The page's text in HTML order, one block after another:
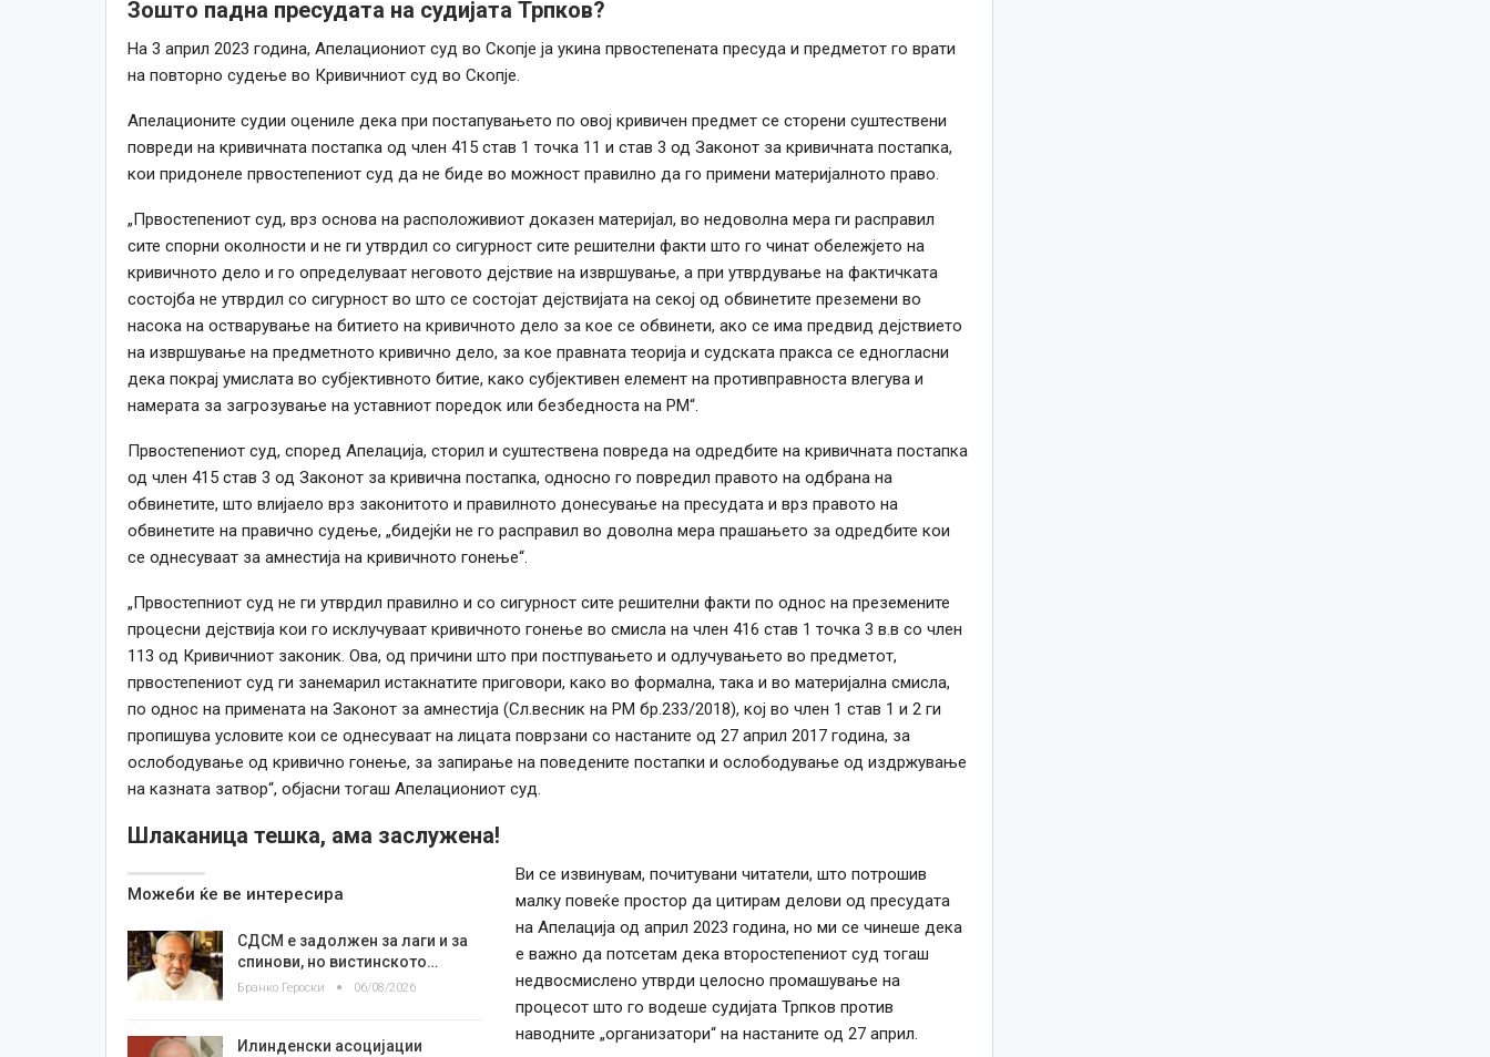
Зошто падна пресудата на судијата Трпков?
На 3 април 2023 година, Апелациониот суд во Скопје ја укина првостепената пресуда и предметот го врати
на повторно судење во Кривичниот суд во Скопје.
Апелационите судии оцениле дека при постапувањето по овој кривичен предмет се сторени суштествени
повреди на кривичната постапка од член 415 став 1 точка 11 и став 3 од Законот за кривичната постапка,
кои придонеле првостепениот суд да не биде во можност правилно да го примени материјалното право.
„Првостепениот суд, врз основа на расположивиот доказен материјал, во недоволна мера ги расправил
сите спорни околности и не ги утврдил со сигурност сите решителни факти што го чинат обележјето на
кривичното дело и го определуваат неговото дејствие на извршување, а при утврдување на фактичката
состојба не утврдил со сигурност во што се состојат дејствијата на секој од обвинетите преземени во
насока на остварување на битието на кривичното дело за кое се обвинети, ако се има предвид дејствието
на извршување на предметното кривично дело, за кое правната теорија и судската пракса се едногласни
дека покрај умислата во субјективното битие, како субјективен елемент на противправноста влегува и
намерата за загрозување на уставниот поредок или безбедноста на РМ“.
Првостепениот суд, според Апелација, сторил и суштествена повреда на одредбите на кривичната постапка
од член 415 став 3 од Законот за кривична постапка, односно го повредил правото на одбрана на
обвинетите, што влијаело врз законитото и правилното донесување на пресудата и врз правото на
обвинетите на правично судење, „бидејќи не го расправил во доволна мера прашањето за одредбите кои
се однесуваат за амнестија на кривичното гонење“.
„Првостепниот суд не ги утврдил правилно и со сигурност сите решителни факти по однос на преземените
процесни дејствија кои го исклучуваат кривичното гонење во смисла на член 416 став 1 точка 3 в.в со член
113 од Кривичниот законик. Ова, од причини што при постпувањето и одлучувањето во предметот,
првостепениот суд ги занемарил истакнатите приговори, како во формална, така и во материјална смисла,
по однос на примената на Законот за амнестија (Сл.весник на РМ бр.233/2018), кој во член 1 став 1 и 2 ги
пропишува условите кои се однесуваат на лицата поврзани со настаните од 27 април 2017 година, за
ослободување од кривично гонење, за запирање на поведените постапки и ослободување од издржување
на казната затвор“, објасни тогаш Апелациониот суд.
Шлаканица тешка, ама заслужена!
Можеби ќе ве интересира
СДСМ е задолжен за лаги и за
спинови, но вистинското…
Бранко Героски 06/08/2026
Илинденски асоцијации
Ви се извинувам, почитувани читатели, што потрошив
малку повеќе простор да цитирам делови од пресудата
на Апелација од април 2023 година, но ми се чинеше дека
е важно да потсетам дека второстепениот суд тогаш
недвосмислено утврди целосно промашување на
процесот што го водеше судијата Трпков против
наводните „организатори“ на настаните од 27 април.